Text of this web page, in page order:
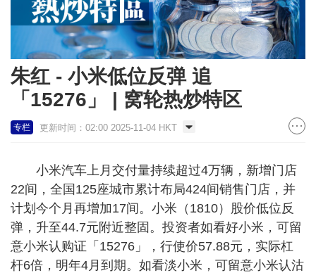
朱红 - 小米低位反弹 追
「15276」 | 窝轮热炒特区
专栏 更新时间：02:00 2025-11-04 HKT
小米汽车上月交付量持续超过4万辆，新增门店
22间，全国125座城市累计布局424间销售门店，并
计划今个月再增加17间。小米（1810）股价低位反
弹，升至44.7元附近整固。投资者如看好小米，可留
意小米认购证「15276」，行使价57.88元，实际杠
杆6倍，明年4月到期。如看淡小米，可留意小米认沽